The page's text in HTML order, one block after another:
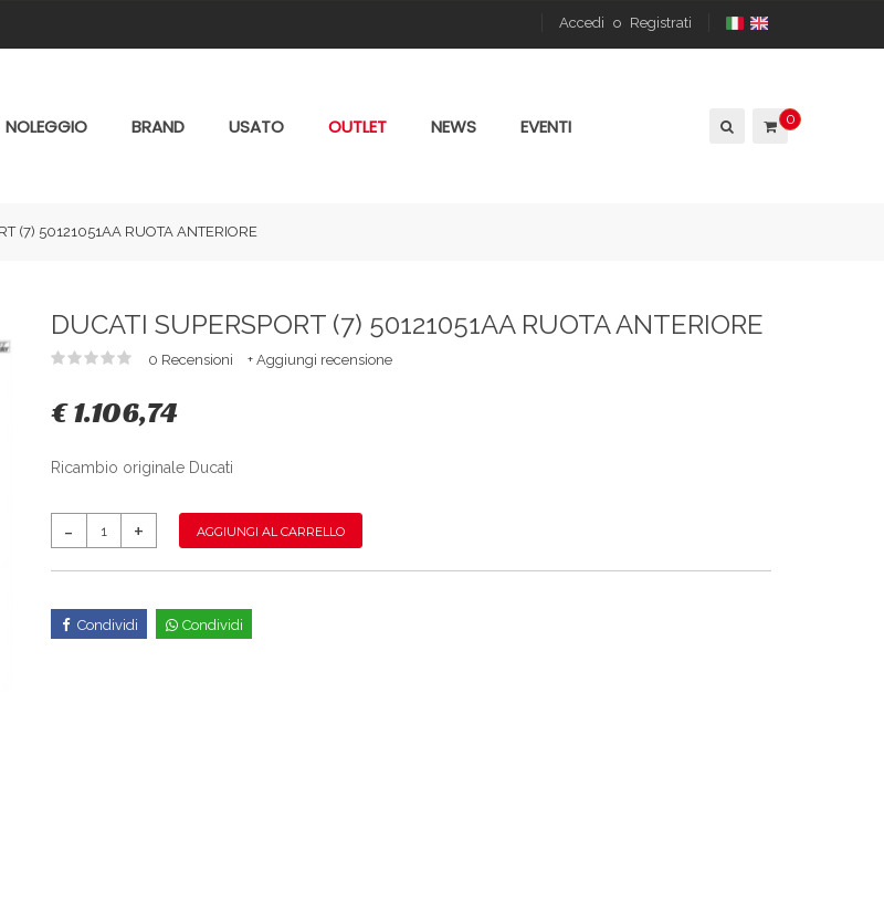
Accedi o Registrati
0
NOLEGGIO BRAND USATO OUTLET NEWS EVENTI
(7) 50121051AA RUOTA ANTERIORE
DUCATI SUPERSPORT (7) 50121051AA RUOTA ANTERIORE
0 Recensioni + Aggiungi recensione
€ 1.106,74
Ricambio originale Ducati
AGGIUNGI AL CARRELLO
Condividi Condividi